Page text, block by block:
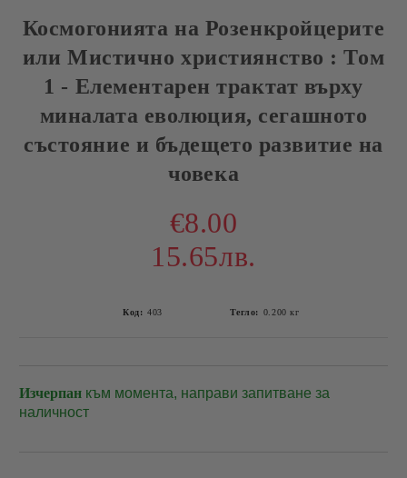
Космогонията на Розенкройцерите
или Мистично християнство : Том
1 - Елементарен трактат върху
миналата еволюция, сегашното
състояние и бъдещето развитие на
човека
€8.00
15.65лв.
Код: 403 Тегло: 0.200 кг
Изчерпан към момента, направи запитване за
наличност